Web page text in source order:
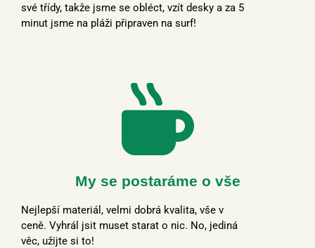
své třídy, takže jsme se obléct, vzít desky a za 5
minut jsme na pláži připraven na surf!
My se postaráme o vše
Nejlepší materiál, velmi dobrá kvalita, vše v
ceně. Vyhrál jsit muset starat o nic. No, jediná
věc, užijte si to!